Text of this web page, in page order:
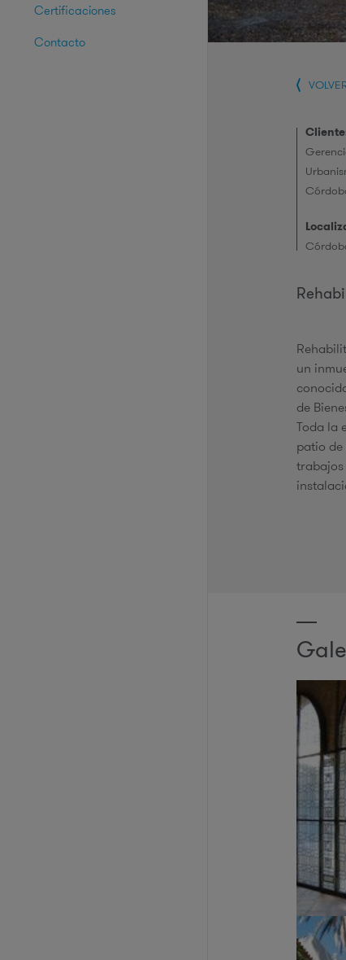
un
de
Toda la
patio
trabajos
Certificaciones
Contacto